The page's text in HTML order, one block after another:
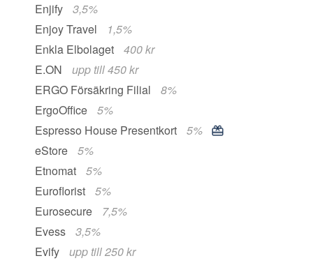
Enjify
3,5%
Enjoy Travel
1,5%
Enkla Elbolaget
400 kr
E.ON
upp till 450 kr
ERGO Försäkring Filial
8%
ErgoOffice
5%
Espresso House Presentkort
5%
eStore
5%
Etnomat
5%
Euroflorist
5%
Eurosecure
7,5%
Evess
3,5%
Evify
upp till 250 kr